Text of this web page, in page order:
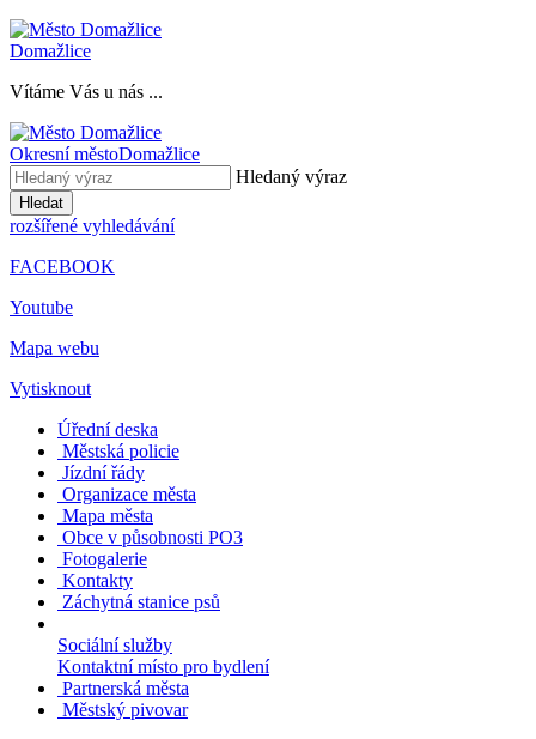
Domažlice
Vítáme Vás u nás ...
Okresní městoDomažlice
Hledaný výraz
Hledat
rozšířené vyhledávání
FACEBOOK
Youtube
Mapa webu
Vytisknout
Úřední deska
Městská policie
Jízdní řády
Organizace města
Mapa města
Obce v působnosti PO3
Fotogalerie
Kontakty
Záchytná stanice psů
Sociální služby
Kontaktní místo pro bydlení
Partnerská města
Městský pivovar